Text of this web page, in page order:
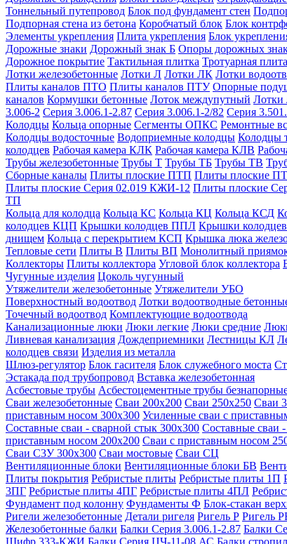
Тоннельный путепровод Блок под фундамент стен
Подпорная стена из бетона Коробчатый блок Блок
Элементы укрепления Плита укрепления Блок
Дорожные знаки Дорожный знак Б Опоры дорожных
Дорожное покрытие Тактильная плитка Тротуарная
Лотки железобетонные Лотки Л Лотки ЛК Лотки
Плиты каналов ПТО Плиты каналов ПТУ Опорные
каналов Кормушки бетонные Лоток междупутный Лотки
3.006-2 Серия 3.006.1-2.87 Серия 3.006.1-2/82 Серия
Колодцы Кольца опорные Сегменты ОПКС Ремонтные
Колодцы водосточные Водоприемные колодцы Колодцы
колодцев Рабочая камера КЛК Рабочая камера КЛВ
Трубы железобетонные Трубы Т Трубы ТБ Трубы ТВ
Сборные каналы Плиты плоские ПТП Плиты плоские ПТ
Плиты плоские Серия 02.019 КЖИ-12 Плиты плоские
ТП
Кольца для колодца Кольца КС Кольца КЦ Кольца КСД
колодцев КЦП Крышки колодцев ППЛ Крышки
днищем Кольца с перекрытием КСП Крышка люка
Тепловые сети Плиты В Плиты ВП Монолитный
Коллекторы Плиты коллектора Угловой блок коллектора
Чугунные изделия Цоколь чугунный
Утяжелители железобетонные Утяжелители УБО
Поверхностный водоотвод Лотки водоотводные
Точечный водоотвод Комплектующие водоотвода
Канализационные люки Люки легкие Люки средние
Ливневая канализация Дождеприемники Лестницы КЛ
колодцев связи Изделия из металла
Шлюз-регулятор Блок гасителя Блок служебного моста
Эстакада под трубопровод Вставка железобетонная
Асбестовые трубы Асбестоцементные трубы
Сваи железобетонные Сваи 200х200 Сваи 250х250 Сваи
приставным носом 300х300 Усиленные сваи с
Составные сваи - сварной стык 300х300 Составные сваи
приставным носом 200х200 Сваи с приставным носом
Сваи С3У 300х300 Сваи мостовые Сваи СЦ
Вентиляционные блоки Вентиляционные блоки БВ
Плиты покрытия Ребристые плиты Ребристые плиты 1П
3ПГ Ребристые плиты 4ПГ Ребристые плиты 4ПЛ
Фундамент под колонну Фундаменты Ф Блок-стакан
Ригели железобетонные Детали ригеля Ригель Р Ригель
Железобетонные балки Балки Серия 3.006.1-2.87 Балки
Шифр 333-КЖИ Балки Серия ЦЧ-11-08 АС Балки